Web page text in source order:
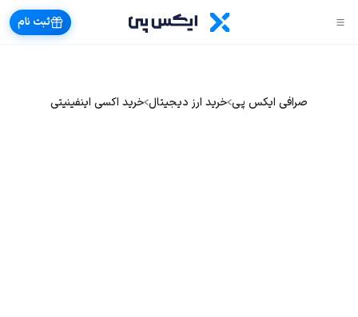
ثبت نام
صرافی ایکس پی خرید ارز دیجیتال خرید اکسی اینفینیتی